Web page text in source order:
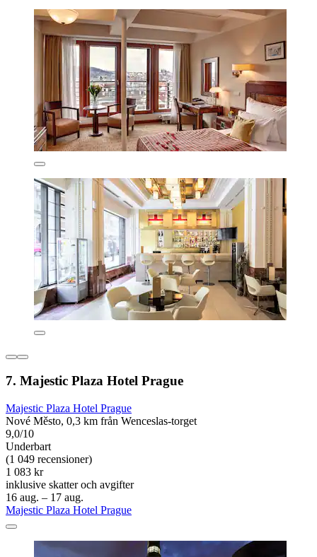
7. Majestic Plaza Hotel Prague
Majestic Plaza Hotel Prague
Nové Město, 0,3 km från Wenceslas-torget
9,0/10
Underbart
(1 049 recensioner)
1 083 kr
inklusive skatter och avgifter
16 aug. – 17 aug.
Majestic Plaza Hotel Prague